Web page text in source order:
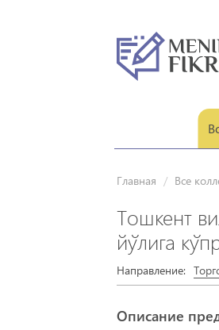
Главная Все
Тошкент
йўлига
Направление:
Описание